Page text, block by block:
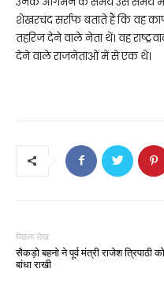
शेखरचंद सर्राफ बताते हैं कि वह
तहरिज देने वाले नेता थें। वह
देने वाले राजनेताओं में से एक थें।
पिछला लेख
सैकड़ो बहनो ने पूर्व मंत्री राजेश त्रिपाठी को
बांधा राखी